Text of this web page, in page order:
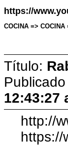
https://
COCINA =>
Título:
12:43:27
http://
https://